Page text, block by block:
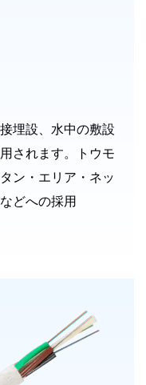
埋設、水中の敷設
されます。トウモ
ン・エリア・ネッ
どへの採用